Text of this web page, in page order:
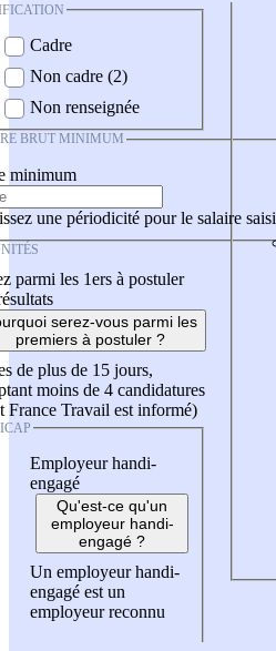
Cadre
Non cadre (2)
Non renseignée
BRUT MINIMUM
minimum
une périodicité pour le salaire saisi
parmi les 1ers à postuler
serez-vous parmi les
premiers à postuler ?
de plus de 15 jours,
moins de 4 candidatures
France Travail est informé)
Employeur handi-
engagé
Qu'est-ce qu'un
employeur handi-
engagé ?
Un employeur handi-
engagé est un
employeur reconnu